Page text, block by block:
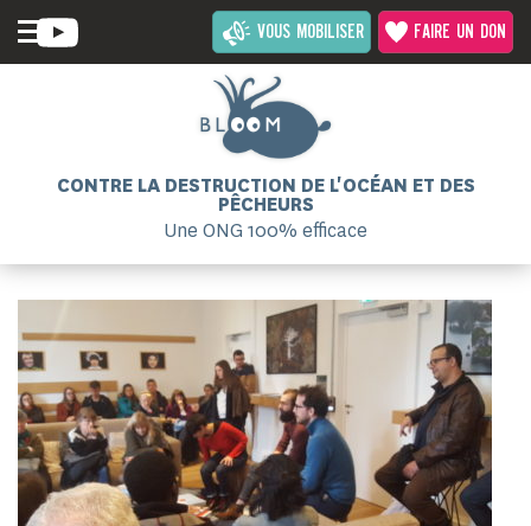
CONTRE LA DESTRUCTION DE L'OCÉAN ET DES
PÊCHEURS
Une ONG 100% efficace
VOUS MOBILISER FAIRE UN DON